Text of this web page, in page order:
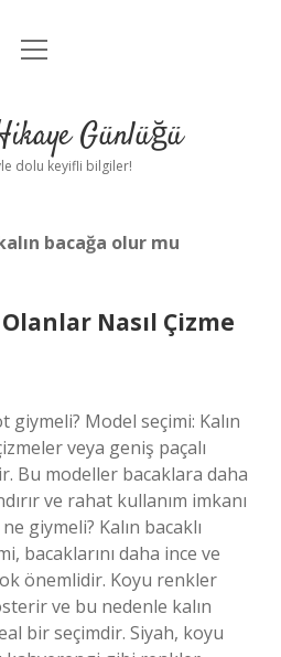
Anasayfa
Uyarı
menüyü
Günlüğü
dolu keyifli bilgiler!
bacağa olur mu
Nasıl Çizme
giymeli? Model seçimi: Kalın
veya geniş paçalı
Bu modeller bacaklara daha
ve rahat kullanım imkanı
giymeli? Kalın bacaklı
bacaklarını daha ince ve
önemlidir. Koyu renkler
ve bu nedenle kalın
bir seçimdir. Siyah, koyu